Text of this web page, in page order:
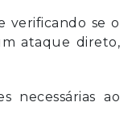
verificando se o
ataque direto,
necessárias ao